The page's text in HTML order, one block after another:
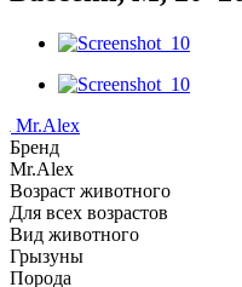
Mr.Alex
Бренд
Mr.Alex
Возраст животного
Для всех возрастов
Вид животного
Грызуны
Порода